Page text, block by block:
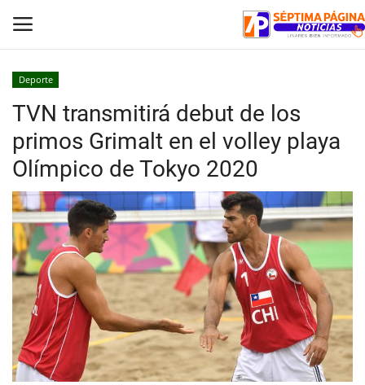
Inicio
Crónica
Policial
Tribunales
Deporte
Política
Espectáculos
Deporte
TVN transmitirá debut de los
primos Grimalt en el volley playa
Olímpico de Tokyo 2020